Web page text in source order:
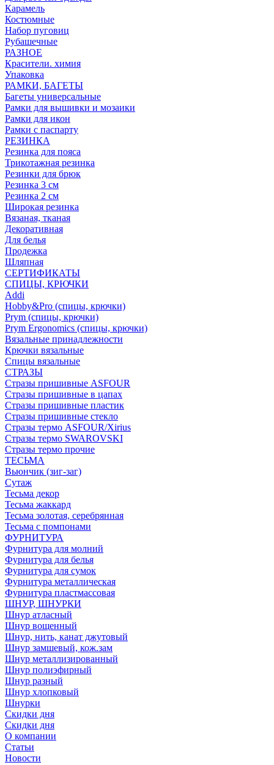
Карамель
Костюмные
Набор пуговиц
Рубашечные
РАЗНОЕ
Красители. химия
Упаковка
РАМКИ, БАГЕТЫ
Багеты универсальные
Рамки для вышивки и мозаики
Рамки для икон
Рамки с паспарту
РЕЗИНКА
Резинка для пояса
Трикотажная резинка
Резинки для брюк
Резинка 3 см
Резинка 2 см
Широкая резинка
Вязаная, тканая
Декоративная
Для белья
Продежка
Шляпная
СЕРТИФИКАТЫ
СПИЦЫ, КРЮЧКИ
Addi
Hobby&Pro (спицы, крючки)
Prym (спицы, крючки)
Prym Ergonomics (спицы, крючки)
Вязальные принадлежности
Крючки вязальные
Спицы вязальные
СТРАЗЫ
Стразы пришивные ASFOUR
Стразы пришивные в цапах
Стразы пришивные пластик
Стразы пришивные стекло
Стразы термо ASFOUR/Xirius
Стразы термо SWAROVSKI
Стразы термо прочие
ТЕСЬМА
Вьюнчик (зиг-заг)
Сутаж
Тесьма декор
Тесьма жаккард
Тесьма золотая, серебрянная
Тесьма с помпонами
ФУРНИТУРА
Фурнитура для молний
Фурнитура для белья
Фурнитура для сумок
Фурнитура металлическая
Фурнитура пластмассовая
ШНУР, ШНУРКИ
Шнур атласный
Шнур вощенный
Шнур, нить, канат джутовый
Шнур замшевый, кож.зам
Шнур металлизированный
Шнур полиэфирный
Шнур разный
Шнур хлопковый
Шнурки
Скидки дня
Скидки дня
О компании
Статьи
Новости